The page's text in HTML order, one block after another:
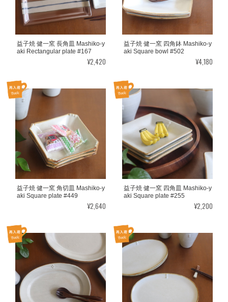
益子焼 健一窯 長角皿 Mashiko-y
aki Rectangular plate #167
¥2,420
益子焼 健一窯 四角鉢 Mashiko-y
aki Square bowl #502
¥4,180
益子焼 健一窯 角切皿 Mashiko-y
aki Square plate #449
¥2,640
益子焼 健一窯 四角皿 Mashiko-y
aki Square plate #255
¥2,200